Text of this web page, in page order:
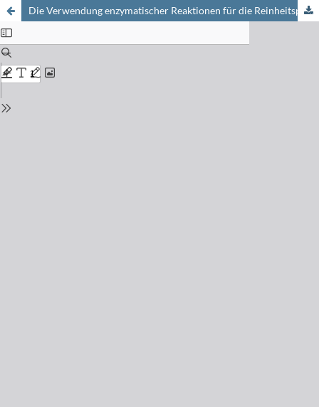
Die Verwendung enzymatischer Reaktionen für die Reinheitsprüfung und Strukturaufklärung von Peptiden und Proteinen